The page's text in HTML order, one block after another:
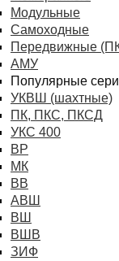
Модульные
Самоходные
Передвижные
АМУ
Популярные
УКВШ (шахтные)
ПК, ПКС, ПКСД
УКС 400
ВР
МК
ВВ
АВШ
ВШ
ВШВ
ЗИФ